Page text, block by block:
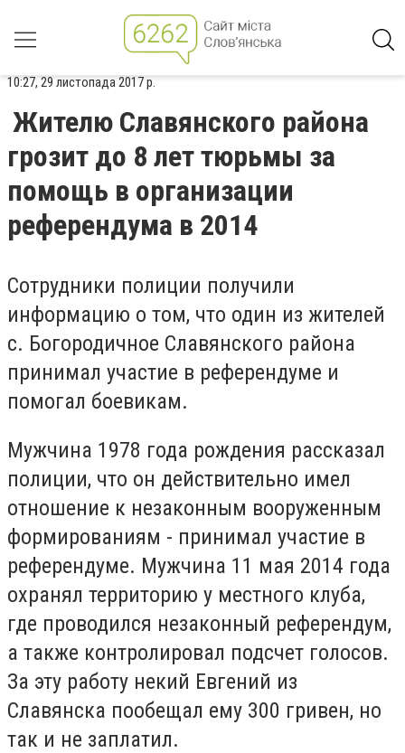
10:27, 29 листопада 2017 р.
Жителю Славянского района
грозит до 8 лет тюрьмы за
помощь в организации
референдума в 2014
Сотрудники полиции получили
информацию о том, что один из жителей
с. Богородичное Славянского района
принимал участие в референдуме и
помогал боевикам.
Мужчина 1978 года рождения рассказал
полиции, что он действительно имел
отношение к незаконным вооруженным
формированиям - принимал участие в
референдуме. Мужчина 11 мая 2014 года
охранял территорию у местного клуба,
где проводился незаконный референдум,
а также контролировал подсчет голосов.
За эту работу некий Евгений из
Славянска пообещал ему 300 гривен, но
так и не заплатил.